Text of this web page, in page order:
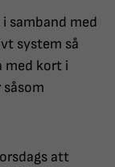
samband med
system så
med kort i
att